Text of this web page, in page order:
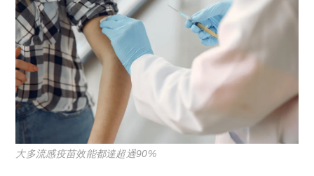
大多流感疫苗效能都達超過90%